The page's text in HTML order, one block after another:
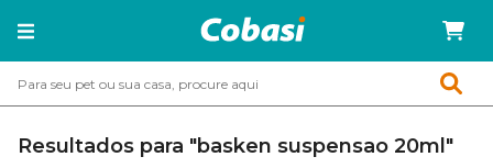
Resultados para "basken suspensao 20ml"